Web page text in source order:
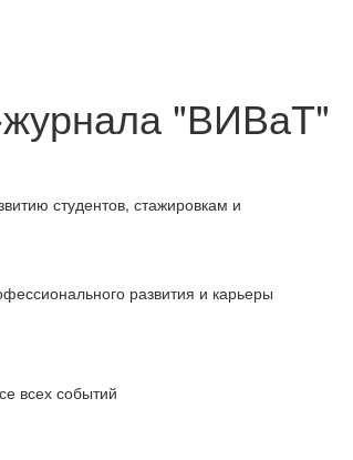
"ВИВаТ"
студентов, стажировкам и
развития и карьеры
всех событий